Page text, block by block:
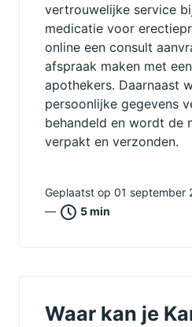
vertrouwelijke service
medicatie voor
online een consult
afspraak maken met
apothekers. Daarnaast
persoonlijke gegevens
behandeld en wordt de
verpakt en verzonden.
Geplaatst op 01 september
—
5 min
Waar kan je